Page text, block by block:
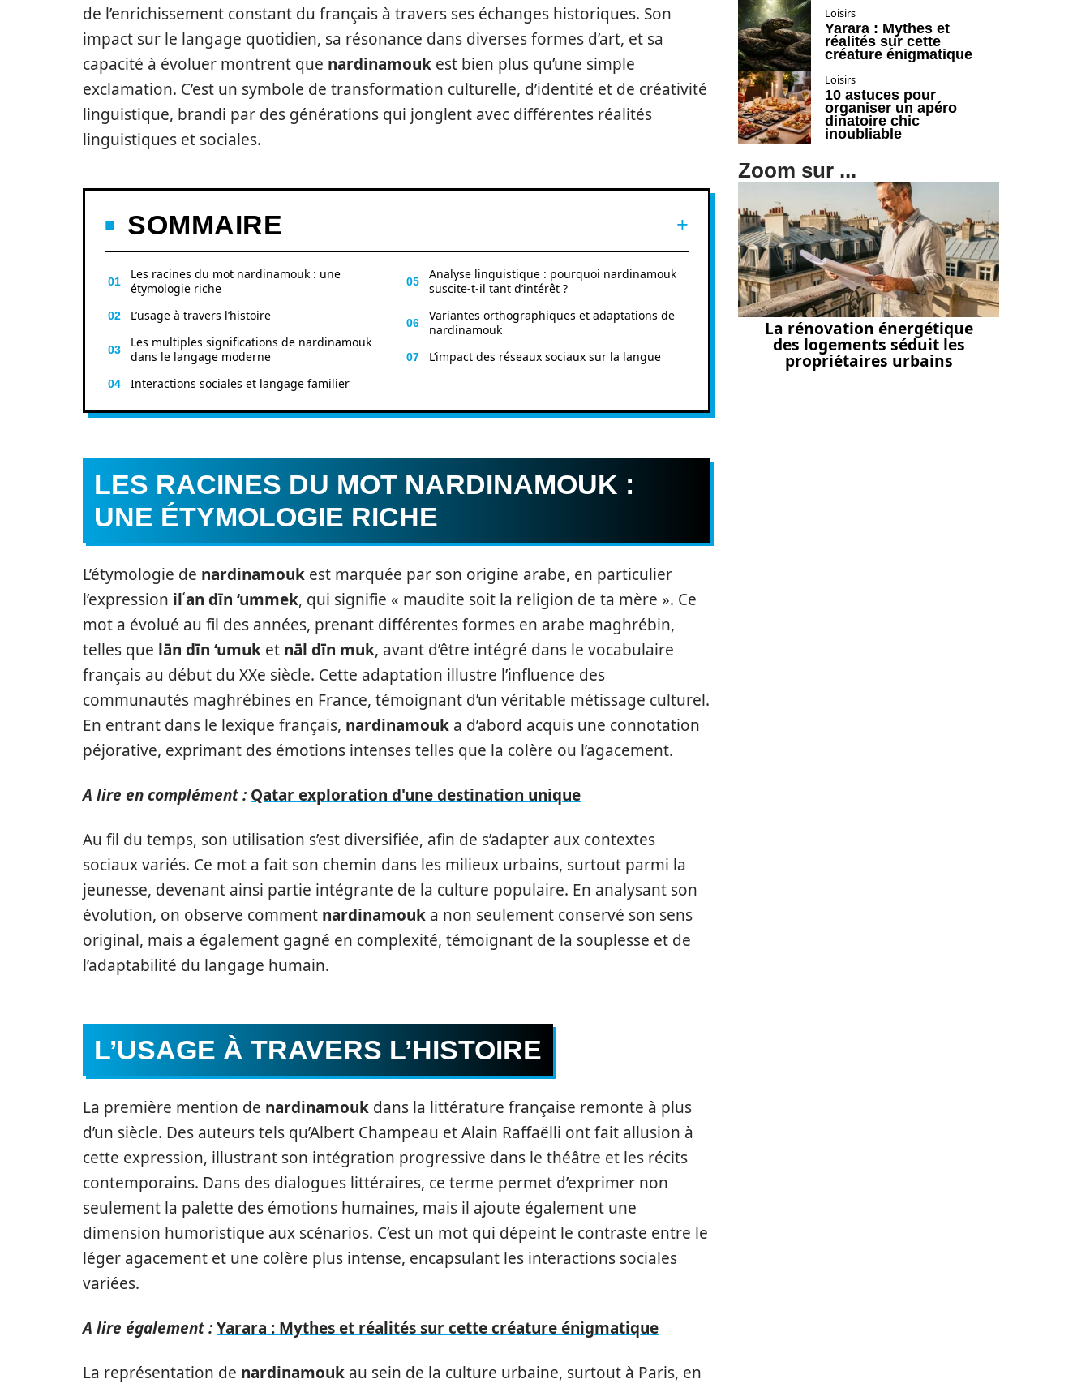
de l’enrichissement constant du français à travers ses échanges historiques. Son
impact sur le langage quotidien, sa résonance dans diverses formes d’art, et sa
capacité à évoluer montrent que nardinamouk est bien plus qu’une simple
exclamation. C’est un symbole de transformation culturelle, d’identité et de créativité
linguistique, brandi par des générations qui jonglent avec différentes réalités
linguistiques et sociales.
SOMMAIRE
Les racines du mot nardinamouk : une
étymologie riche
L’usage à travers l’histoire
Les multiples significations de nardinamouk
dans le langage moderne
Interactions sociales et langage familier
Analyse linguistique : pourquoi nardinamouk
suscite-t-il tant d’intérêt ?
Variantes orthographiques et adaptations de
nardinamouk
L’impact des réseaux sociaux sur la langue
LES RACINES DU MOT NARDINAMOUK :
UNE ÉTYMOLOGIE RICHE
L’étymologie de nardinamouk est marquée par son origine arabe, en particulier
l’expression ilʿan dīn ‘ummek, qui signifie « maudite soit la religion de ta mère ». Ce
mot a évolué au fil des années, prenant différentes formes en arabe maghrébin,
telles que lān dīn ‘umuk et nāl dīn muk, avant d’être intégré dans le vocabulaire
français au début du XXe siècle. Cette adaptation illustre l’influence des
communautés maghrébines en France, témoignant d’un véritable métissage culturel.
En entrant dans le lexique français, nardinamouk a d’abord acquis une connotation
péjorative, exprimant des émotions intenses telles que la colère ou l’agacement.
A lire en complément : Qatar exploration d'une destination unique
Au fil du temps, son utilisation s’est diversifiée, afin de s’adapter aux contextes
sociaux variés. Ce mot a fait son chemin dans les milieux urbains, surtout parmi la
jeunesse, devenant ainsi partie intégrante de la culture populaire. En analysant son
évolution, on observe comment nardinamouk a non seulement conservé son sens
original, mais a également gagné en complexité, témoignant de la souplesse et de
l’adaptabilité du langage humain.
L’USAGE À TRAVERS L’HISTOIRE
La première mention de nardinamouk dans la littérature française remonte à plus
d’un siècle. Des auteurs tels qu’Albert Champeau et Alain Raffaëlli ont fait allusion à
cette expression, illustrant son intégration progressive dans le théâtre et les récits
contemporains. Dans des dialogues littéraires, ce terme permet d’exprimer non
seulement la palette des émotions humaines, mais il ajoute également une
dimension humoristique aux scénarios. C’est un mot qui dépeint le contraste entre le
léger agacement et une colère plus intense, encapsulant les interactions sociales
variées.
A lire également :Yarara : Mythes et réalités sur cette créature énigmatique
La représentation de nardinamouk au sein de la culture urbaine, surtout à Paris, en
Loisirs
Yarara : Mythes et
réalités sur cette
créature énigmatique
Loisirs
10 astuces pour
organiser un apéro
dinatoire chic
inoubliable
Zoom sur ...
La rénovation énergétique
des logements séduit les
propriétaires urbains